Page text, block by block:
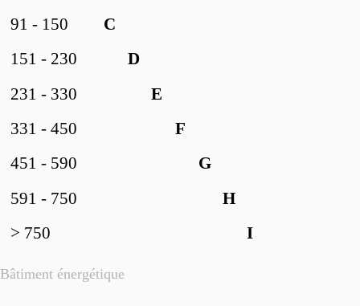
Bâtiment énergétique
C
91 - 150
D
151 - 230
E
231 - 330
F
331 - 450
G
451 - 590
H
591 - 750
I
> 750